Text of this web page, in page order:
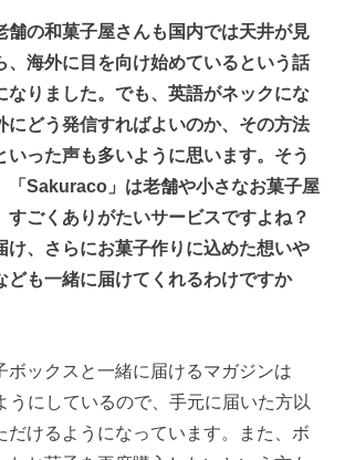
の和菓子屋さんも国内では天井が見
、海外に目を向け始めているという話
なりました。でも、英語がネックにな
にどう発信すればよいのか、その方法
った声も多いように思います。そう
「Sakuraco」は老舗や小さなお菓子屋
すごくありがたいサービスですよね？
け、さらにお菓子作りに込めた想いや
ども一緒に届けてくれるわけですか
ボックスと一緒に届けるマガジンは
うにしているので、手元に届いた方以
だけるようになっています。また、ボ